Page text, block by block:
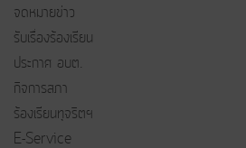
จดหมายข่าว
รับเรื่องร้องเรียน
ประกาศ อบต.
กิจการสภา
ร้องเรียนทุจริตฯ
E-Service